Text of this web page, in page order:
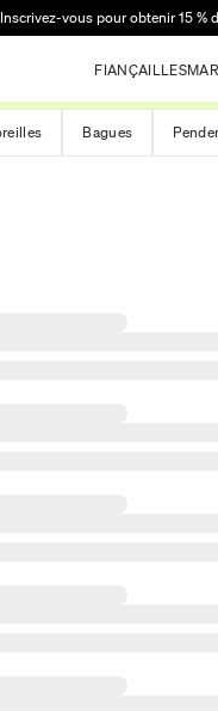
Inscrivez-vous pour obtenir 15 %
FIANÇAILLES
Bagues